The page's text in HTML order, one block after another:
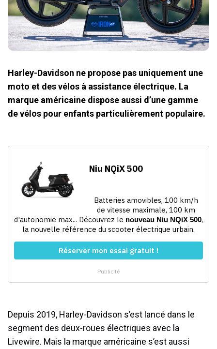
Harley-Davidson ne propose pas uniquement une
moto et des vélos à assistance électrique. La
marque américaine dispose aussi d’une gamme
de vélos pour enfants particulièrement populaire.
Depuis 2019, Harley-Davidson s’est lancé dans le
segment des deux-roues électriques avec la
Livewire. Mais la marque américaine s’est aussi